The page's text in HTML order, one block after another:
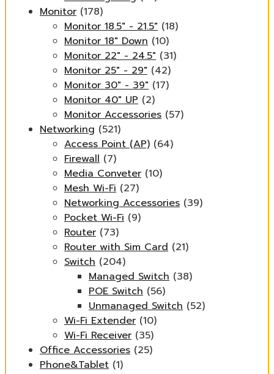
Monitor (178)
Monitor 18.5" - 21.5" (18)
Monitor 18" Down (10)
Monitor 22" - 24.5" (31)
Monitor 25" - 29" (42)
Monitor 30" - 39" (17)
Monitor 40" UP (2)
Monitor Accessories (57)
Networking (521)
Access Point (AP) (64)
Firewall (7)
Media Conveter (10)
Mesh Wi-Fi (27)
Networking Accessories (39)
Pocket Wi-Fi (9)
Router (73)
Router with Sim Card (21)
Switch (204)
Managed Switch (38)
POE Switch (56)
Unmanaged Switch (52)
Wi-Fi Extender (10)
Wi-Fi Receiver (35)
Office Accessories (25)
Phone&Tablet (1)